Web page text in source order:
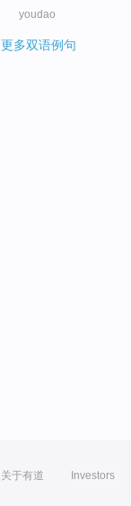
youdao
更多双语例句
关于有道 Investors